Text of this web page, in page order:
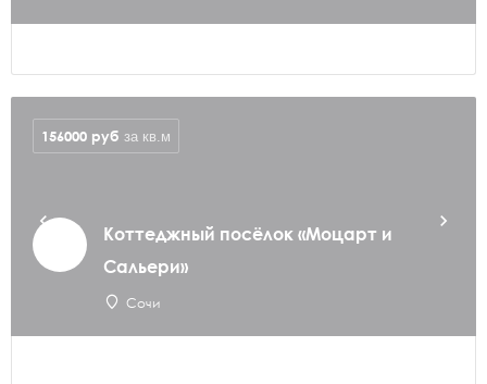
Коттеджный посёлок «Моцарт и
Сальери»
Сочи
156000 руб за кв.м